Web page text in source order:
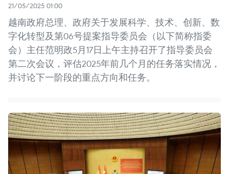
21/05/2025 01:00
越南政府总理、政府关于发展科学、技术、创新、数
字化转型及第06号提案指导委员会（以下简称指委
会）主任范明政5月17日上午主持召开了指导委员会
第二次会议，评估2025年前几个月的任务落实情况，
并讨论下一阶段的重点方向和任务。